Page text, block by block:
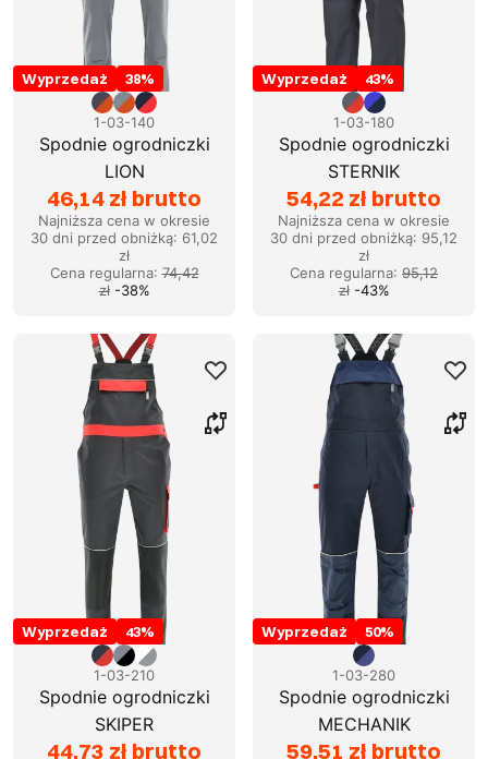
Wyprzedaż 38%
1-03-140
Spodnie ogrodniczki
LION
46,14 zł brutto
Najniższa cena w okresie
30 dni przed obniżką: 61,02
zł
Cena regularna:74,42
zł -38%
Wyprzedaż 43%
1-03-180
Spodnie ogrodniczki
STERNIK
54,22 zł brutto
Najniższa cena w okresie
30 dni przed obniżką: 95,12
zł
Cena regularna: 95,12
zł -43%
Wyprzedaż 43%
1-03-210
Spodnie ogrodniczki
SKIPER
44,73 zł brutto
Wyprzedaż 50%
1-03-280
Spodnie ogrodniczki
MECHANIK
59,51 zł brutto